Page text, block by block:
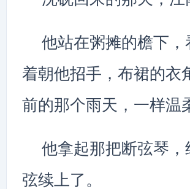
他站在粥摊的檐下
着朝他招手，布裙的衣
前的那个雨天，一样温
他拿起那把断弦琴
弦续上了。